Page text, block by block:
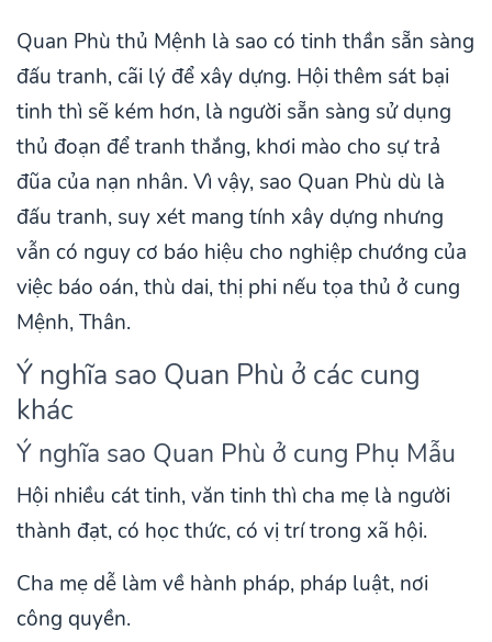
Quan Phù thủ Mệnh là sao có tinh thần sẵn sàng
đấu tranh, cãi lý để xây dựng. Hội thêm sát bại
tinh thì sẽ kém hơn, là người sẵn sàng sử dụng
thủ đoạn để tranh thắng, khơi mào cho sự trả
đũa của nạn nhân. Vì vậy, sao Quan Phù dù là
đấu tranh, suy xét mang tính xây dựng nhưng
vẫn có nguy cơ báo hiệu cho nghiệp chướng của
việc báo oán, thù dai, thị phi nếu tọa thủ ở cung
Mệnh, Thân.
Ý nghĩa sao Quan Phù ở các cung
khác
Ý nghĩa sao Quan Phù ở cung Phụ Mẫu
Hội nhiều cát tinh, văn tinh thì cha mẹ là người
thành đạt, có học thức, có vị trí trong xã hội.
Cha mẹ dễ làm về hành pháp, pháp luật, nơi
công quyền.